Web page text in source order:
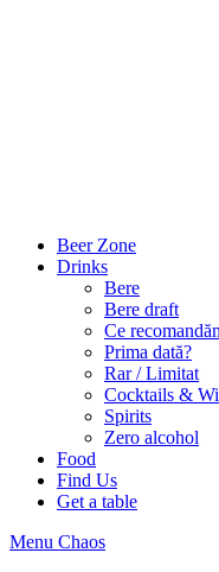
Beer Zone
Drinks
Bere
Bere draft
Ce
Prima dată?
Rar / Limitat
Cocktails &
Spirits
Zero alcohol
Food
Find Us
Get a table
Menu Chaos